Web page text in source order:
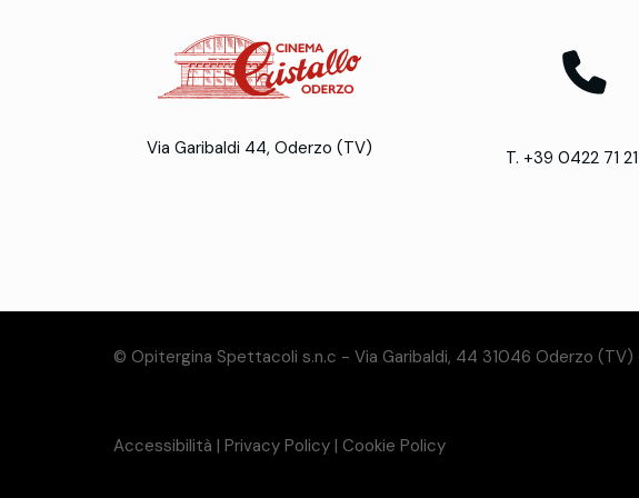
Via Garibaldi 44, Oderzo (TV) T. +39 0422 71
© Opitergina Spettacoli s.n.c - Via Garibaldi, 44 31046 Oderzo (TV) -
Accessibilità | Privacy Policy | Cookie Policy